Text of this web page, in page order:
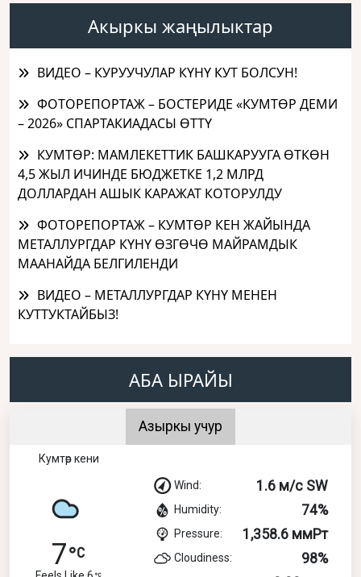
Акыркы жаңылыктар
ВИДЕО – КУРУУЧУЛАР КҮНҮ КУТ БОЛСУН!
ФОТОРЕПОРТАЖ – БОСТЕРИДЕ «КУМТӨР ДЕМИ
– 2026» СПАРТАКИАДАСЫ ӨТТҮ
КУМТӨР: МАМЛЕКЕТТИК БАШКАРУУГА ӨТКӨН
4,5 ЖЫЛ ИЧИНДЕ БЮДЖЕТКЕ 1,2 МЛРД
ДОЛЛАРДАН АШЫК КАРАЖАТ КОТОРУЛДУ
ФОТОРЕПОРТАЖ – КУМТӨР КЕН ЖАЙЫНДА
МЕТАЛЛУРГДАР КҮНҮ ӨЗГӨЧӨ МАЙРАМДЫК
МААНАЙДА БЕЛГИЛЕНДИ
ВИДЕО – МЕТАЛЛУРГДАР КҮНҮ МЕНЕН
КУТТУКТАЙБЫЗ!
АБА ЫРАЙЫ
Азыркы учур
Кумтөр кени
7
Wind: 1.6 м/с SW
Humidity: 74%
Pressure: 1,358.6 ммРт
Cloudiness: 98%